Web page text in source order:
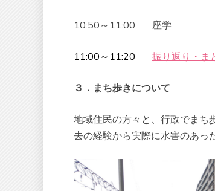
10:50～11:00 座学
11:00～11:20 振り返り・ま
３．まち歩きについて
地域住民の方々と、行政でまち
去の経験から実際に水害のあっ